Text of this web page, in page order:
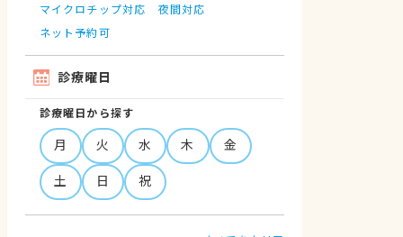
マイクロチップ対応
夜間対応
ネット予約可
診療曜日
診療曜日から探す
月 火 水 木
金
土
日 祝